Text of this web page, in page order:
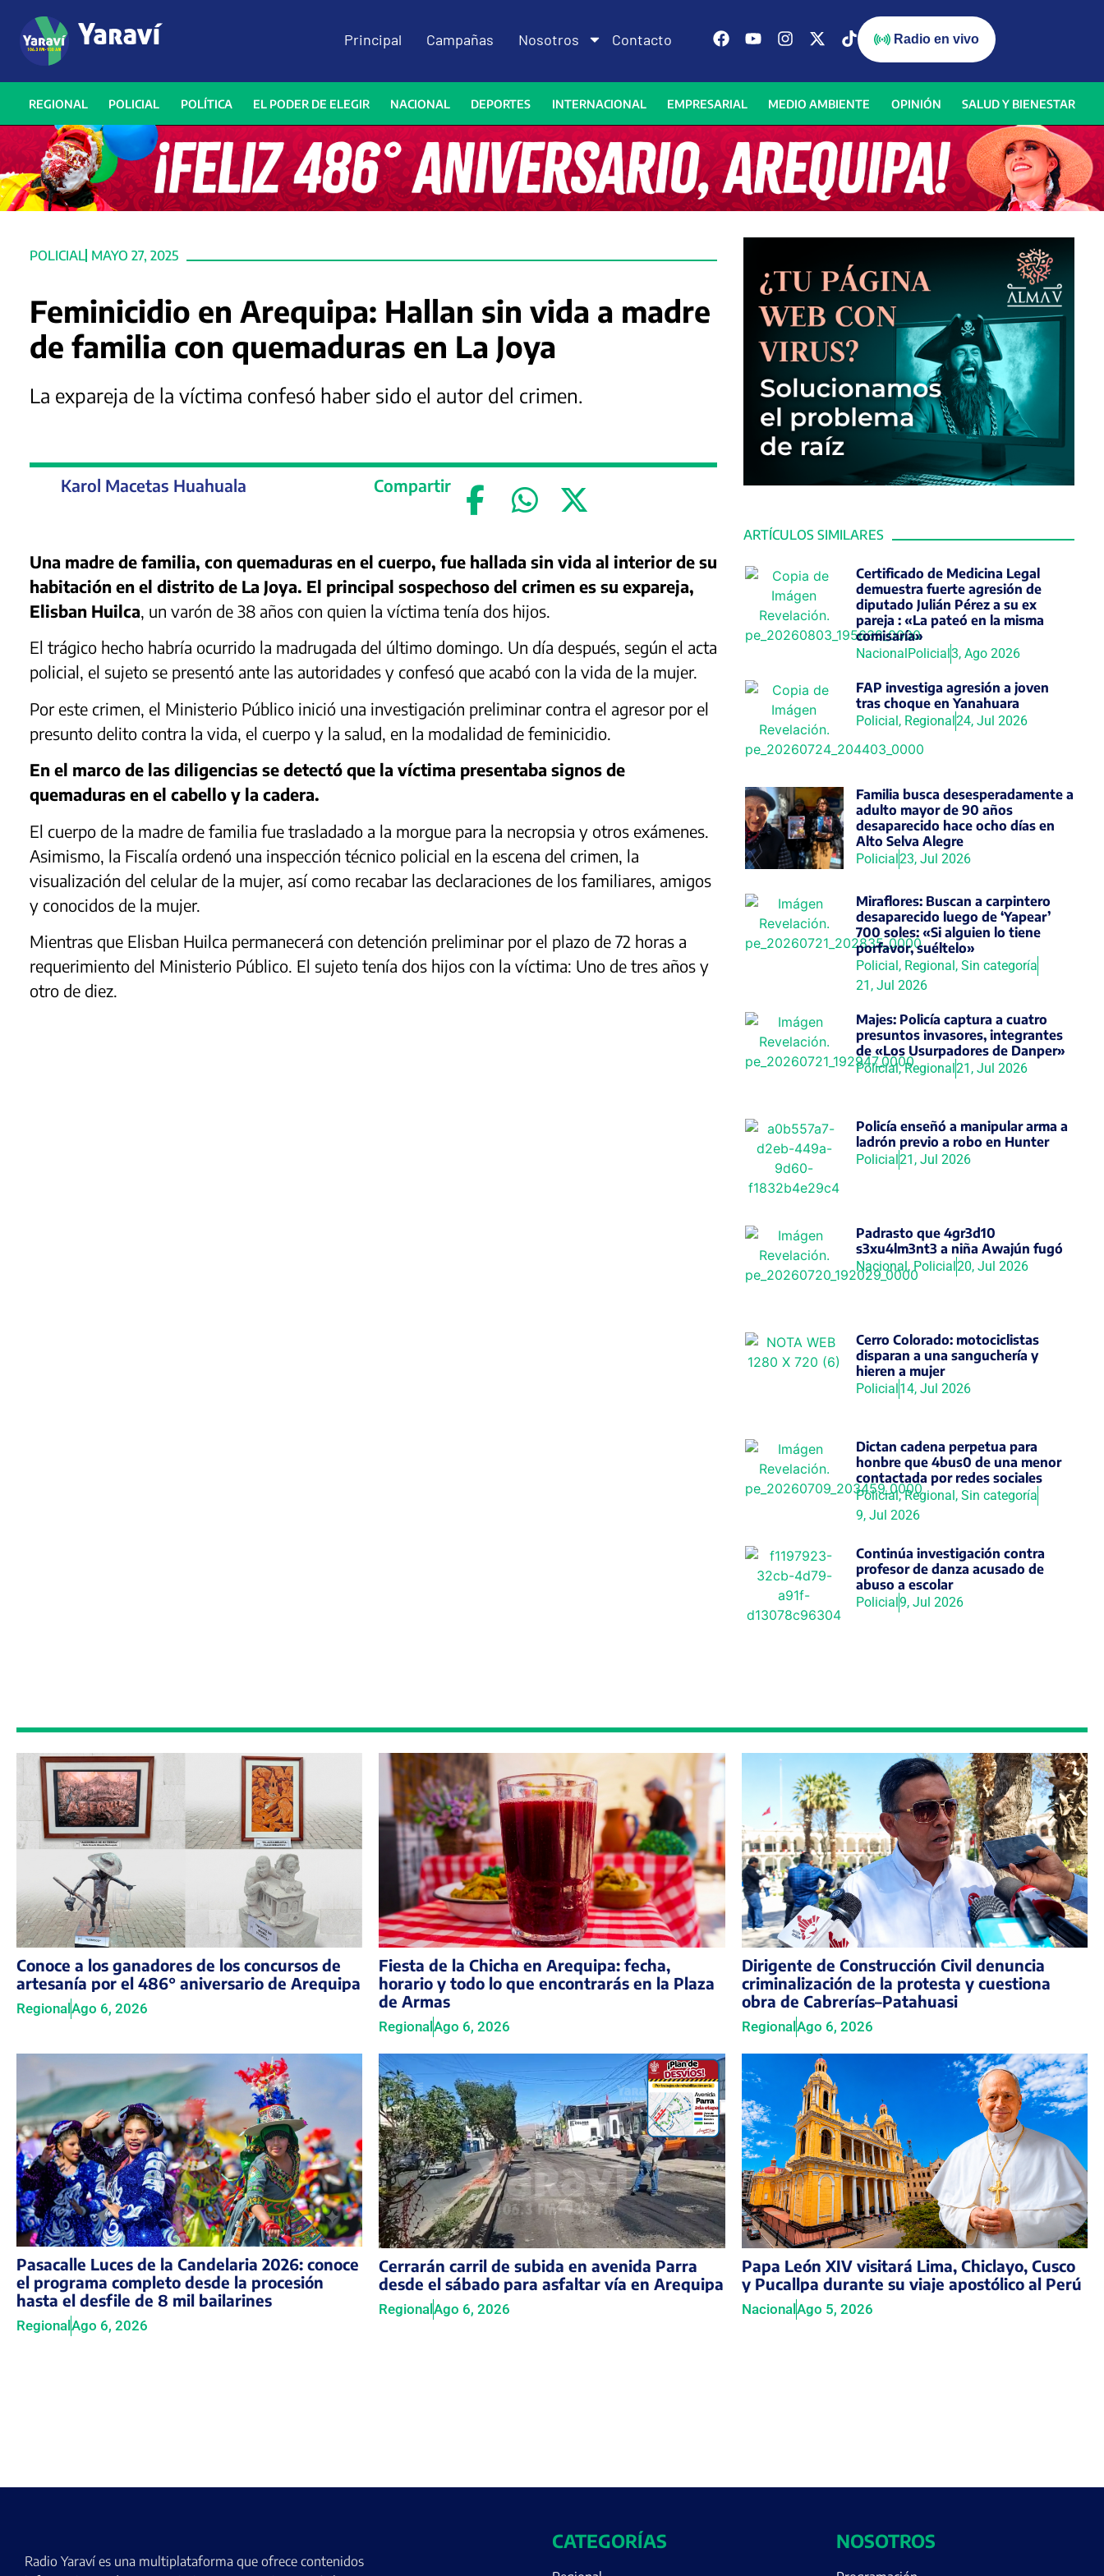
Principal Campañas Nosotros Contacto Radio en vivo
REGIONAL POLICIAL POLÍTICA EL PODER DE ELEGIR NACIONAL DEPORTES INTERNACIONAL EMPRESARIAL MEDIO AMBIENTE OPINIÓN SALUD Y BIENESTAR
ARTÍCULOS SIMILARES
Certificado de Medicina Legal
demuestra fuerte agresión de
diputado Julián Pérez a su ex
pareja : «La pateó en la misma
comisaría»
NacionalPolicial3, Ago 2026
FAP investiga agresión a joven
tras choque en Yanahuara
Policial, Regional24, Jul 2026
Familia busca desesperadamente a
adulto mayor de 90 años
desaparecido hace ocho días en
Alto Selva Alegre
Policial23, Jul 2026
Miraflores: Buscan a carpintero
desaparecido luego de ‘Yapear’
700 soles: «Si alguien lo tiene
porfavor, suéltelo»
Policial, Regional, Sin categoría
21, Jul 2026
Majes: Policía captura a cuatro
presuntos invasores, integrantes
de «Los Usurpadores de Danper»
Policial,Regional21, Jul 2026
Policía enseñó a manipular arma a
ladrón previo a robo en Hunter
Policial21, Jul 2026
Padrasto que 4gr3d10
s3xu4lm3nt3 a niña Awajún fugó
Nacional,Policial20, Jul 2026
Cerro Colorado: motociclistas
disparan a una sanguchería y
hieren a mujer
Policial14, Jul 2026
Dictan cadena perpetua para
honbre que 4bus0 de una menor
contactada por redes sociales
Policial,Regional, Sin categoría
9, Jul 2026
Continúa investigación contra
profesor de danza acusado de
abuso a escolar
Policial9, Jul 2026
POLICIAL MAYO 27, 2025
Feminicidio en Arequipa: Hallan sin vida a madre
de familia con quemaduras en La Joya
La expareja de la víctima confesó haber sido el autor del crimen.
Karol Macetas Huahuala Compartir
Una madre de familia, con quemaduras en el cuerpo, fue hallada sin vida al interior de su
habitación en el distrito de La Joya. El principal sospechoso del crimen es su expareja,
Elisban Huilca, un varón de 38 años con quien la víctima tenía dos hijos.
El trágico hecho habría ocurrido la madrugada del último domingo. Un día después, según el acta
policial, el sujeto se presentó ante las autoridades y confesó que acabó con la vida de la mujer.
Por este crimen, el Ministerio Público inició una investigación preliminar contra el agresor por el
presunto delito contra la vida, el cuerpo y la salud, en la modalidad de feminicidio.
En el marco de las diligencias se detectó que la víctima presentaba signos de
quemaduras en el cabello y la cadera.
El cuerpo de la madre de familia fue trasladado a la morgue para la necropsia y otros exámenes.
Asimismo, la Fiscalía ordenó una inspección técnico policial en la escena del crimen, la
visualización del celular de la mujer, así como recabar las declaraciones de los familiares, amigos
y conocidos de la mujer.
Mientras que Elisban Huilca permanecerá con detención preliminar por el plazo de 72 horas a
requerimiento del Ministerio Público. El sujeto tenía dos hijos con la víctima: Uno de tres años y
otro de diez.
Conoce a los ganadores de los concursos de
artesanía por el 486° aniversario de Arequipa
RegionalAgo 6, 2026
Fiesta de la Chicha en Arequipa: fecha,
horario y todo lo que encontrarás en la Plaza
de Armas
RegionalAgo 6, 2026
Dirigente de Construcción Civil denuncia
criminalización de la protesta y cuestiona
obra de Cabrerías–Patahuasi
RegionalAgo 6, 2026
Pasacalle Luces de la Candelaria 2026: conoce
el programa completo desde la procesión
hasta el desfile de 8 mil bailarines
RegionalAgo 6, 2026
Cerrarán carril de subida en avenida Parra
desde el sábado para asfaltar vía en Arequipa
RegionalAgo 6, 2026
Papa León XIV visitará Lima, Chiclayo, Cusco
y Pucallpa durante su viaje apostólico al Perú
NacionalAgo 5, 2026
Radio Yaraví es una multiplataforma que ofrece contenidos
CATEGORÍAS NOSOTROS